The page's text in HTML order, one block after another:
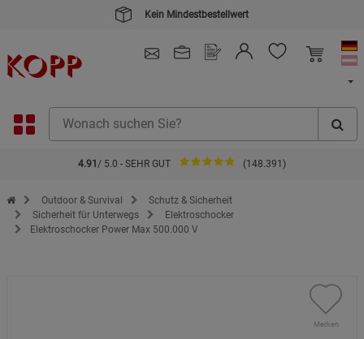
Kein Mindestbestellwert
4.91 / 5.0 - SEHR GUT (148.391)
Zur Startseite des Kopp Verlag Online-Shop
Outdoor & Survival
Schutz & Sicherheit
Sicherheit für Unterwegs
Elektroschocker
Elektroschocker Power Max 500.000 V
Merken